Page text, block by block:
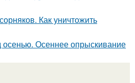
Как уничтожить
осенью. Осеннее опрыскивание